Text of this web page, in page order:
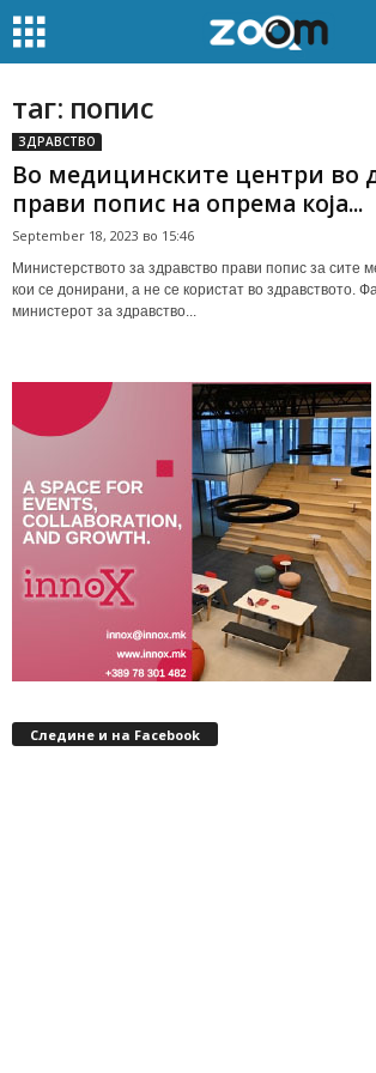
таг: попис
ЗДРАВСТВО
Во медицинските центри во
прави попис на опрема која...
September 18, 2023 во 15:46
Министерството за здравство прави попис за сите
кои се донирани, а не се користат во здравството.
министерот за здравство...
Следине и на Facebook